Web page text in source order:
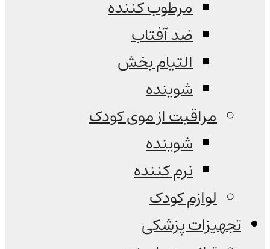
مرطوب کننده
ضد آفتاب
التیام بخش
شوینده
مراقبت از موی کودک
شوینده
نرم کننده
لوازم کودک
تجهیزات پزشکی